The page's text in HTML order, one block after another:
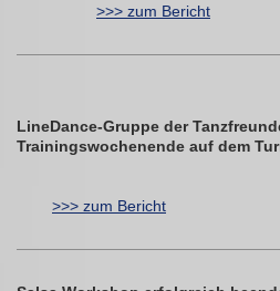
>>> zum Bericht
LineDance-Gruppe der
Trainingswochenende auf dem
>>> zum Bericht